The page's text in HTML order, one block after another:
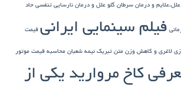
علل،علایم و درمان سرطان گلو علل و درمان نارسایی تنفسی حاد
فیلم سینمایی ایرانی قیمت
لاغری و کاهش وزن متن تبریک نیمه شعبان محاسبه قیمت موتور
کاخ مروارید یکی از